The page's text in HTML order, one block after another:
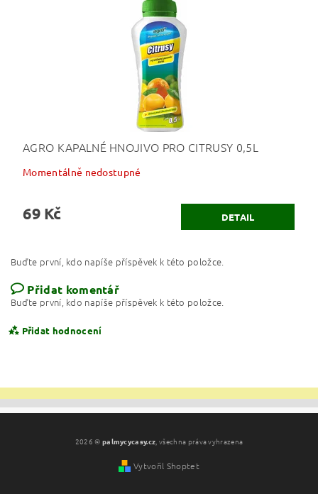
AGRO KAPALNÉ HNOJIVO PRO CITRUSY 0,5L
Momentálně nedostupné
69 Kč DETAIL
Buďte první, kdo napíše příspěvek k této položce.
Přidat komentář
Buďte první, kdo napíše příspěvek k této položce.
Přidat hodnocení
2026 © palmycycasy.cz, všechna práva vyhrazena
Vytvořil Shoptet